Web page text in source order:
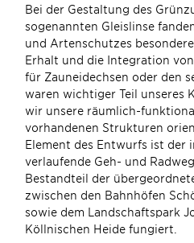
Bei der Gestaltung des
sogenannten Gleislinse
und Artenschutzes
Erhalt und die Integration
für Zauneidechsen oder den
waren wichtiger Teil unseres
wir unsere räumlich-
vorhandenen Strukturen
Element des Entwurfs ist der
verlaufende Geh- und
Bestandteil der
zwischen den Bahnhöfen
sowie dem Landschaftspark
Köllnischen Heide fungiert.